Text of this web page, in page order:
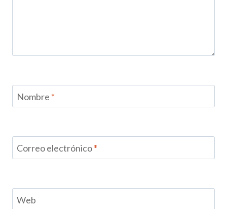
Nombre *
Correo electrónico*
Web